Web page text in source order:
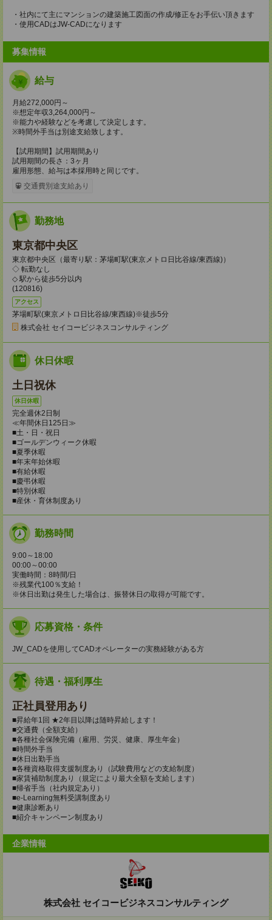
・社内にて主にマンションの建築施工図面の作成/修正をお手伝い頂きます
・使用CADはJW-CADになります
募集情報
給与
月給272,000円～
※想定年収3,264,000円～
※能力や経験などを考慮して決定します。
※時間外手当は別途支給致します。
【試用期間】試用期間あり
試用期間の長さ：3ヶ月
雇用形態、給与は本採用時と同じです。
交通費別途支給あり
勤務地
東京都中央区
東京都中央区（最寄り駅：茅場町駅(東京メトロ日比谷線/東西線)）
◇ 転勤なし
◇ 駅から徒歩5分以内
(120816)
アクセス
茅場町駅(東京メトロ日比谷線/東西線)※徒歩5分
株式会社 セイコービジネスコンサルティング
休日休暇
土日祝休
休日休暇
完全週休2日制
≪年間休日125日≫
■土・日・祝日
■ゴールデンウィーク休暇
■夏季休暇
■年末年始休暇
■有給休暇
■慶弔休暇
■特別休暇
■産休・育休制度あり
勤務時間
9:00～18:00
00:00～00:00
実働時間：8時間/日
※残業代100％支給！
※休日出勤は発生した場合は、振替休日の取得が可能です。
応募資格・条件
JW_CADを使用してCADオペレーターの実務経験がある方
待遇・福利厚生
正社員登用あり
■昇給年1回 ★2年目以降は随時昇給します！
■交通費（全額支給）
■各種社会保険完備（雇用、労災、健康、厚生年金）
■時間外手当
■休日出勤手当
■各種資格取得支援制度あり（試験費用などの支給制度）
■家賃補助制度あり（規定により最大全額を支給します）
■帰省手当（社内規定あり）
■e-Learning無料受講制度あり
■健康診断あり
■紹介キャンペーン制度あり
企業情報
株式会社 セイコービジネスコンサルティング